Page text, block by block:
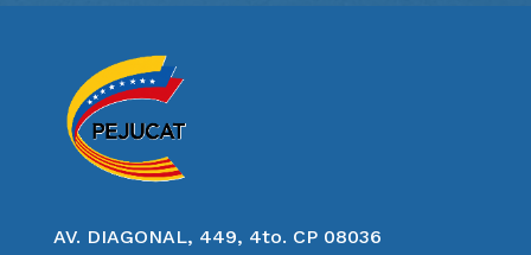
AV. DIAGONAL, 449, 4to. CP 08036